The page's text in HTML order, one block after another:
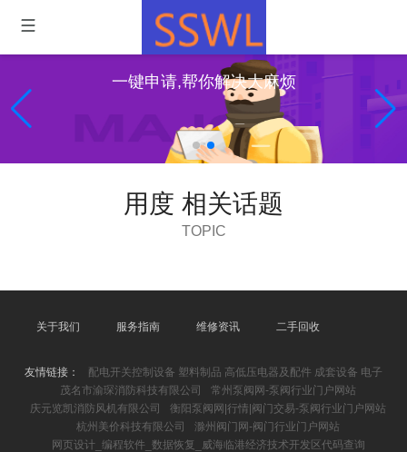
一键申请,帮你解决大麻烦
用度 相关话题
TOPIC
关于我们 服务指南 维修资讯 二手回收
友情链接：
配电开关控制设备 塑料制品 高低压电器及配件 成套设备 电子
茂名市渝琛消防科技有限公司
常州泵阀网-泵阀行业门户网站
庆元览凯消防风机有限公司
衡阳泵阀网|行情|阀门交易-泵阀行业门户网站
杭州美价科技有限公司
滁州阀门网-阀门行业门户网站
网页设计_编程软件_数据恢复_威海临港经济技术开发区代码查询